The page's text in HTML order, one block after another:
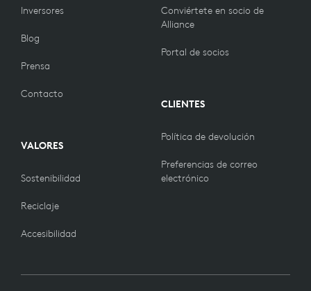
Inversores
Blog
Prensa
Contacto
VALORES
Sostenibilidad
Reciclaje
Accesibilidad
Conviértete en socio de
Alliance
Portal de socios
CLIENTES
Política de devolución
Preferencias de correo
electrónico